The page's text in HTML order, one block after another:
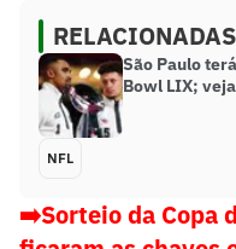
RELACIONADAS
São Paulo
Bowl LIX;
NFL
➡️Sorteio da Copa